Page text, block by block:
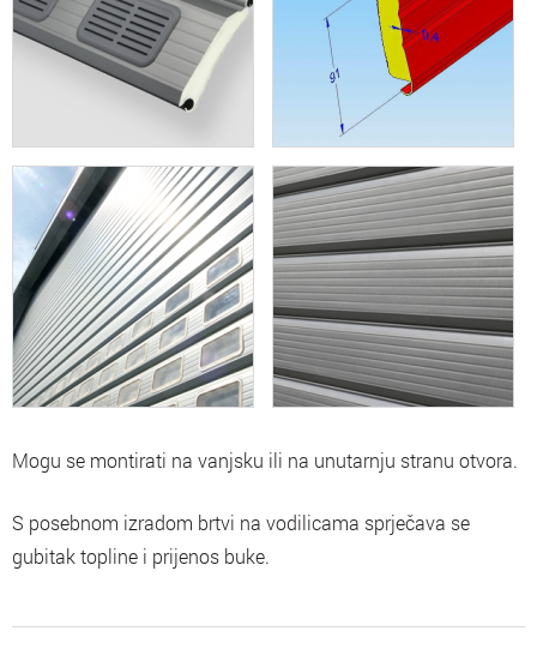
Mogu se montirati na vanjsku ili na unutarnju stranu otvora.
S posebnom izradom brtvi na vodilicama sprječava se
gubitak topline i prijenos buke.